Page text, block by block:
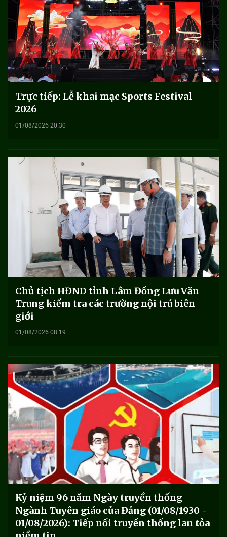
Trực tiếp: Lễ khai mạc Sports Festival
2026
01/08/2026 20:30
Chủ tịch HĐND tỉnh Lâm Đồng Lưu Văn
Trung kiểm tra các trường nội trú biên
giới
01/08/2026 08:19
Kỷ niệm 96 năm Ngày truyền thống
Ngành Tuyên giáo của Đảng (01/08/1930 -
01/08/2026): Tiếp nối truyền thống lan tỏa